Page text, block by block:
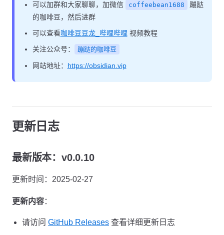
可以加群和大家聊聊，加微信
coffeebean1688
蹦跶
的咖啡豆，然后进群
可以查看咖啡豆豆龙_哔哩哔哩 视频教程
关注公众号：
蹦跶的咖啡豆
网站地址： https://obsidian.vip
更新日志
最新版本：v0.0.10
更新时间：2025-02-27
更新内容：
请访问 GitHub Releases 查看详细更新日志